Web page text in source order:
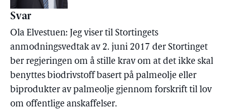
Svar
Ola Elvestuen: Jeg viser til Stortingets
anmodningsvedtak av 2. juni 2017 der Stortinget
ber regjeringen om å stille krav om at det ikke skal
benyttes biodrivstoff basert på palmeolje eller
biprodukter av palmeolje gjennom forskrift til lov
om offentlige anskaffelser.